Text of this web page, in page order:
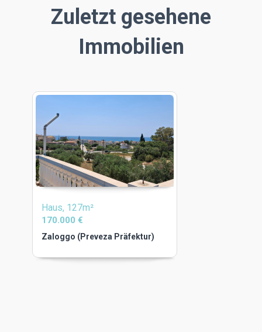
Zuletzt gesehene
Immobilien
Haus, 127m²
170.000 €
Zaloggo (Preveza Präfektur)